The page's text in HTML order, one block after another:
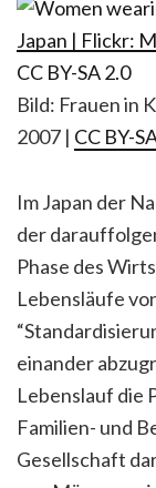
Bild: Frauen in
2007 | CC BY-
Im Japan der
der
Phase des
Lebensläufe
einander
Lebenslauf die
Familien- und
Gesellschaft